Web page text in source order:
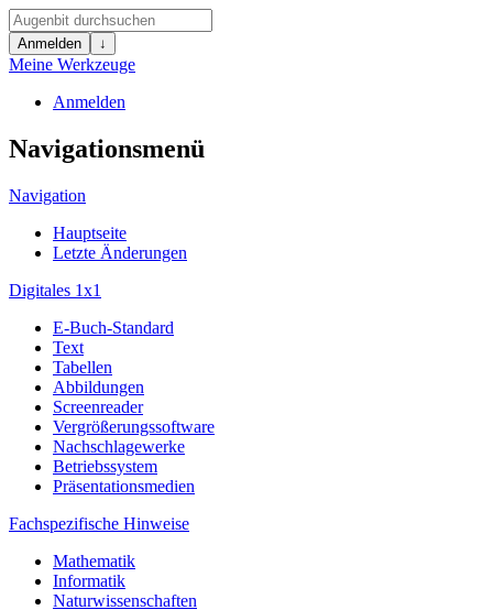
Anmelden ↓
Meine Werkzeuge
Anmelden
Navigationsmenü
Navigation
Hauptseite
Letzte Änderungen
Digitales 1x1
E-Buch-Standard
Text
Tabellen
Abbildungen
Screenreader
Vergrößerungssoftware
Nachschlagewerke
Betriebssystem
Präsentationsmedien
Fachspezifische Hinweise
Mathematik
Informatik
Naturwissenschaften